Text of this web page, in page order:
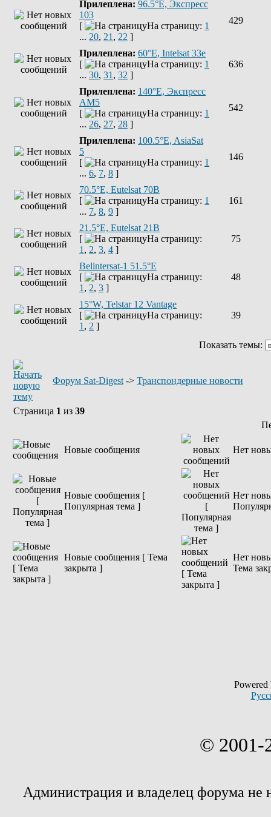
Прилеплена: 96.5°E, Экспресс
103
[
На страницу: 1
... 20, 21 , 22 ]
429
Прилеплена: 60°E, Intelsat 33e
[
На страницу: 1
... 30, 31 , 32 ]
636
Прилеплена: 140°E, Экспресс
AM5
[
На страницу: 1
... 26, 27, 28 ]
542
Прилеплена: 100.5°E, AsiaSat
5
[
На страницу: 1
... 6, 7, 8 ]
146
70.5°E, Eutelsat 70B
[
На страницу: 1
... 7, 8, 9 ]
161
21.5°E, Eutelsat 21B
[
На страницу:
1 , 2, 3, 4 ]
75
Belintersat-1 51.5°E
[
На страницу:
1 , 2, 3 ]
48
15°W, Telstar 12 Vantage
[
На страницу:
1 , 2 ]
39
Показать темы:
Форум Sat-Digest -> Транспондерные новости
Страница 1 из 39
Новые сообщения Нет
Новые сообщения [
Популярная тема ]
Нет
Новые сообщения [ Тема
закрыта ]
Нет
Тема
© 2001-
Администрация и владелец форума не